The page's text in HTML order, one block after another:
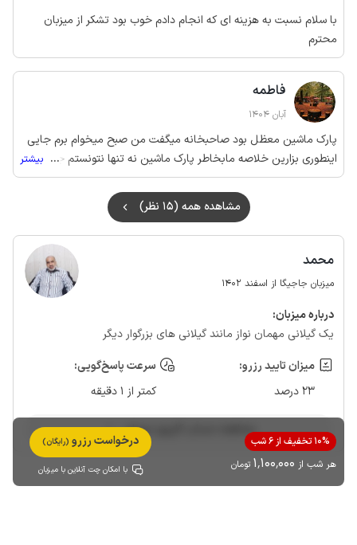
با سلام نسبت به هزینه ای که انجام دادم خوب بود تشکر از میزبان
محترم
فاطمه
آبان 1404
پارک ماشین معظل بود صاحبخانه میگفت من صبح میخوام برم جایی
اینطوری بزارین خلاصه مابخاطر پارک ماشین نه تنها نتونستم جایی
بریم بلکه 8صبح اومدن ومزاحمت ایجادکردند که ماشینتون وبردارین
من میخوام ماشینم وبردارم به نظرم ایشون بهتره بزنن بی پارکینگ به
مااعتمادنکردند وریموت ندادن تخت یه نفره وغیرقابل استفاده لحاف
تشک هم همینطور من رو مبل تاصبح نشسته خوابیدم هم باید هزینه
کنیم هم اینطور
... بیشتر
مشاهده همه (15 نظر)
محمد
میزبان جاجیگا از اسفند 1402
درباره‌ میزبان:
یک گیلانی مهمان نواز مانند گیلانی های بزرگوار دیگر
میزان تایید رزرو:
23 درصد
سرعت پاسخ‌گویی:
کمتر از 1 دقیقه
مشاهده حساب کاربری میزبان
10% تخفیف از 6 شب
هر شب از 1٬100٬000 تومان
درخواست رزرو (رایگان)
با امکان چت آنلاین با میزبان